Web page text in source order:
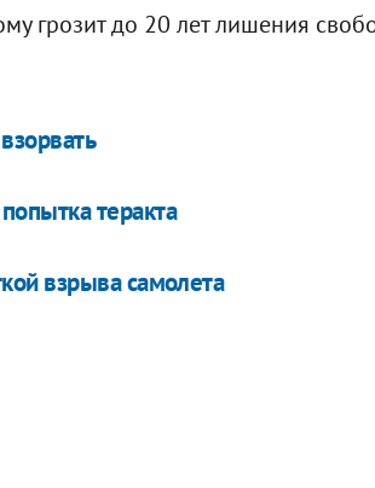
грозит до 20 лет лишения
теракта
взрыва самолета